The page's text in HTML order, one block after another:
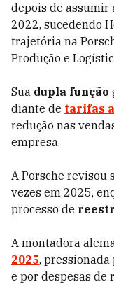
depois de assumir
2022, sucedendo
trajetória na
Produção e
Sua dupla função
diante de tarifas
redução nas
empresa.
A Porsche revisou
vezes em 2025,
processo de
A montadora
2025, pressionada
e por despesas de